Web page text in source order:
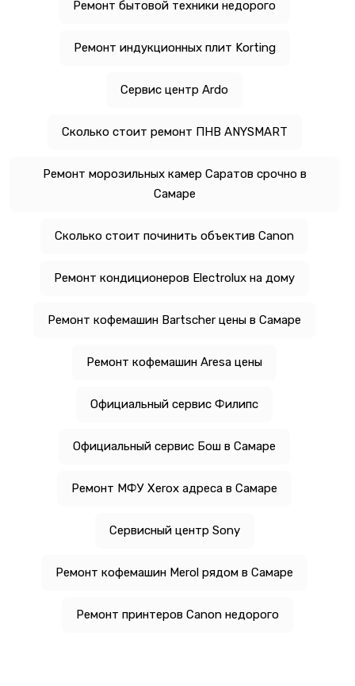
Ремонт бытовой техники недорого
Ремонт индукционных плит Korting
Сервис центр Ardo
Сколько стоит ремонт ПНВ ANYSMART
Ремонт морозильных камер Саратов срочно в
Самаре
Сколько стоит починить объектив Canon
Ремонт кондиционеров Electrolux на дому
Ремонт кофемашин Bartscher цены в Самаре
Ремонт кофемашин Aresa цены
Официальный сервис Филипс
Официальный сервис Бош в Самаре
Ремонт МФУ Xerox адреса в Самаре
Сервисный центр Sony
Ремонт кофемашин Merol рядом в Самаре
Ремонт принтеров Canon недорого